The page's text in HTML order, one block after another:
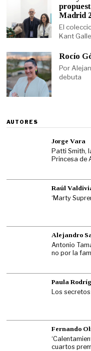
Madrid
El
Kant
Rocío
Por
debuta
AUTORES
Jorge Vara
Patti Smith,
Princesa de
Raúl
‘Marty
Alejandro
Antonio
no por la
Paula
Los
Fernando
cuartos